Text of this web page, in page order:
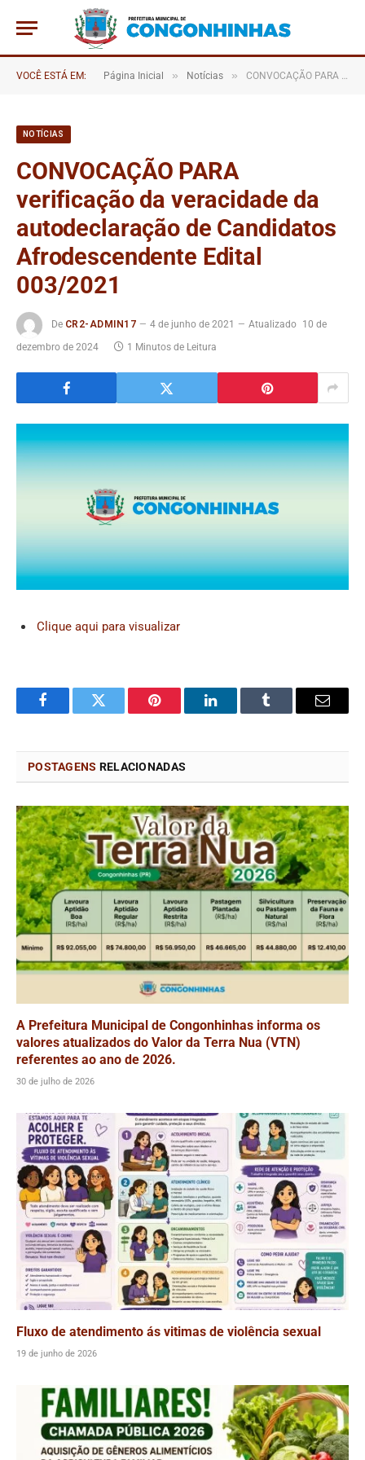
VOCÊ ESTÁ EM: Página Inicial » Notícias » CONVOCAÇÃO PARA verificação da veracidade da autodeclaração de Candidatos Afrodescendente Edital 003/2021
NOTÍCIAS
CONVOCAÇÃO PARA
verificação da veracidade da
autodeclaração de Candidatos
Afrodescendente Edital
003/2021
De CR2-ADMIN17 4 de junho de 2021 Atualizado 10 de
dezembro de 2024
1 Minutos de Leitura
Clique aqui para visualizar
FacebookTwitter Pinterest LinkedInTumblr Email
POSTAGENS RELACIONADAS
A Prefeitura Municipal de Congonhinhas informa os
valores atualizados do Valor da Terra Nua (VTN)
referentes ao ano de 2026.
30 de julho de 2026
Fluxo de atendimento ás vitimas de violência sexual
19 de junho de 2026